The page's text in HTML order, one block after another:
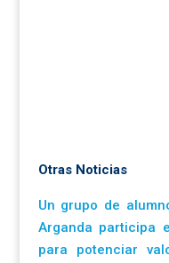
Otras Noticias
Un grupo de
Arganda participa
para potenciar